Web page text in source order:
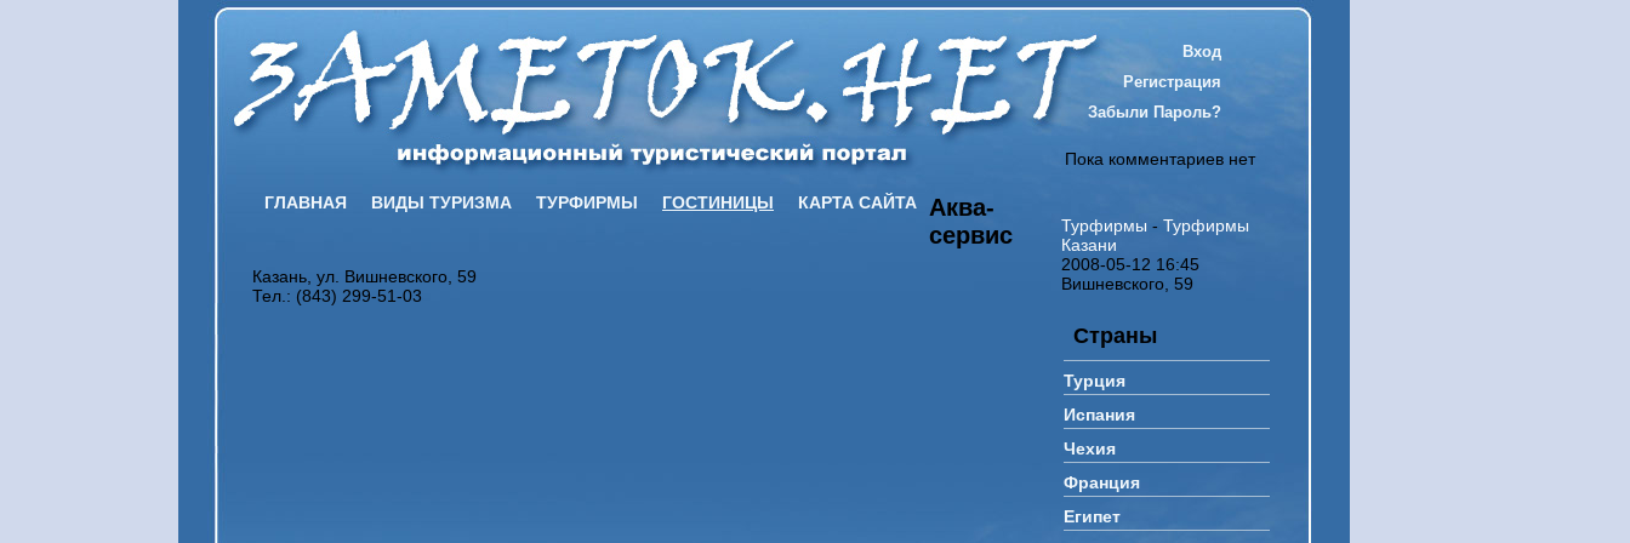
Вход
Регистрация
Забыли Пароль?
ГЛАВНАЯ ВИДЫ ТУРИЗМА ТУРФИРМЫ ГОСТИНИЦЫ КАРТА САЙТА
Аква-
сервис
Казань, ул. Вишневского, 59
Тел.: (843) 299-51-03
Пока комментариев нет
Турфирмы - Турфирмы
Казани
2008-05-12 16:45
Вишневского, 59
Страны
Турция
Испания
Чехия
Франция
Египет